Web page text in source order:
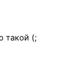
такой (;